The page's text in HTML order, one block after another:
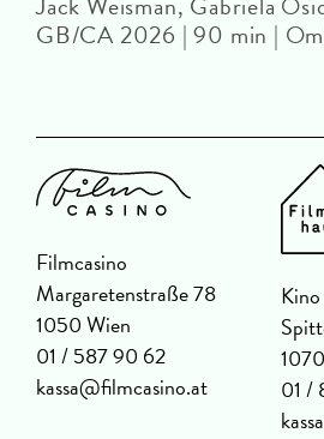
GB/CA 2026 | 90 min |
Filmcasino
Margaretenstraße 78
1050 Wien
01 / 587 90 62
kassa@filmcasino.at
01 /